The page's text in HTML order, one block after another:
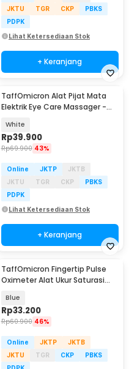
JKTU
TGR CKP
PBKS
PDPK
Lihat Ketersediaan Stok
+ Keranjang
TaffOmicron Alat Pijat Mata
Elektrik Eye Care Massager -
White
Rp39.900
Rp69.900 43%
Online JKTP
JKTB
JKTU
TGR CKP
PBKS
PDPK
Lihat Ketersediaan Stok
+ Keranjang
TaffOmicron Fingertip Pulse
Oximeter Alat Ukur Saturasi
Blue
Rp33.200
Rp60.900 46%
Online JKTP
JKTB
JKTU
TGR CKP
PBKS